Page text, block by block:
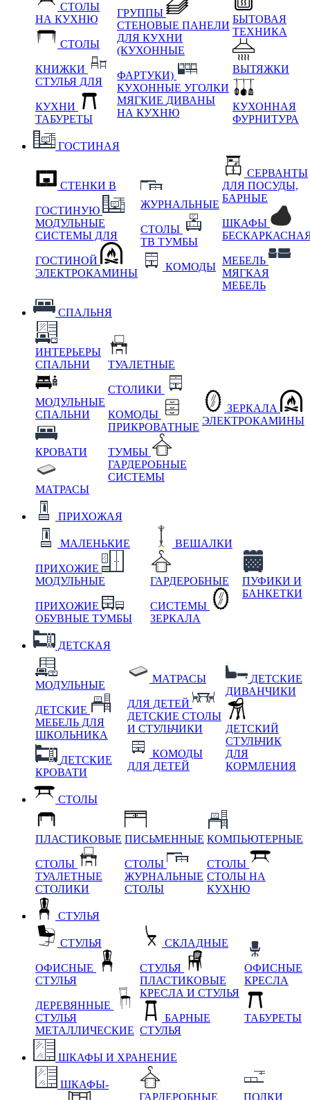
СТОЛЫ
НА КУХНЮ
СТОЛЫ
КНИЖКИ
СТУЛЬЯ ДЛЯ
КУХНИ
ТАБУРЕТЫ
ГРУППЫ
СТЕНОВЫЕ ПАНЕЛИ
ДЛЯ КУХНИ
(КУХОННЫЕ
ФАРТУКИ)
КУХОННЫЕ УГОЛКИ
МЯГКИЕ ДИВАНЫ
НА КУХНЮ
БЫТОВАЯ
ТЕХНИКА
ВЫТЯЖКИ
КУХОННАЯ
ФУРНИТУРА
ГОСТИНАЯ
СТЕНКИ В
ГОСТИНУЮ
МОДУЛЬНЫЕ
СИСТЕМЫ ДЛЯ
ГОСТИНОЙ
ЭЛЕКТРОКАМИНЫ
ЖУРНАЛЬНЫЕ
СТОЛЫ
ТВ ТУМБЫ
КОМОДЫ
СЕРВАНТЫ
ДЛЯ ПОСУДЫ,
БАРНЫЕ
ШКАФЫ
МЕБЕЛЬ
МЯГКАЯ
МЕБЕЛЬ
СПАЛЬНЯ
ИНТЕРЬЕРЫ
СПАЛЬНИ
МОДУЛЬНЫЕ
СПАЛЬНИ
КРОВАТИ
МАТРАСЫ
ТУАЛЕТНЫЕ
СТОЛИКИ
КОМОДЫ
ПРИКРОВАТНЫЕ
ТУМБЫ
ГАРДЕРОБНЫЕ
СИСТЕМЫ
ЗЕРКАЛА
ЭЛЕКТРОКАМИНЫ
ПРИХОЖАЯ
МАЛЕНЬКИЕ
ПРИХОЖИЕ
МОДУЛЬНЫЕ
ПРИХОЖИЕ
ОБУВНЫЕ ТУМБЫ
ВЕШАЛКИ
ГАРДЕРОБНЫЕ
СИСТЕМЫ
ЗЕРКАЛА
ПУФИКИ И
БАНКЕТКИ
ДЕТСКАЯ
МОДУЛЬНЫЕ
ДЕТСКИЕ
МЕБЕЛЬ ДЛЯ
ШКОЛЬНИКА
ДЕТСКИЕ
КРОВАТИ
МАТРАСЫ
ДЛЯ ДЕТЕЙ
ДЕТСКИЕ СТОЛЫ
И СТУЛЬЧИКИ
КОМОДЫ
ДЛЯ ДЕТЕЙ
ДЕТСКИЕ
ДИВАНЧИКИ
ДЕТСКИЙ
СТУЛЬЧИК
ДЛЯ
КОРМЛЕНИЯ
СТОЛЫ
ПЛАСТИКОВЫЕ
СТОЛЫ
ТУАЛЕТНЫЕ
СТОЛИКИ
ПИСЬМЕННЫЕ
СТОЛЫ
ЖУРНАЛЬНЫЕ
СТОЛЫ
КОМПЬЮТЕРНЫЕ
СТОЛЫ
СТОЛЫ НА
КУХНЮ
СТУЛЬЯ
СТУЛЬЯ
ОФИСНЫЕ
СТУЛЬЯ
ДЕРЕВЯННЫЕ
СТУЛЬЯ
МЕТАЛЛИЧЕСКИЕ
СКЛАДНЫЕ
СТУЛЬЯ
ПЛАСТИКОВЫЕ
КРЕСЛА И СТУЛЬЯ
БАРНЫЕ
СТУЛЬЯ
ОФИСНЫЕ
КРЕСЛА
ТАБУРЕТЫ
ШКАФЫ И ХРАНЕНИЕ
ШКАФЫ-
ГАРДЕРОБНЫЕ
ПОЛКИ